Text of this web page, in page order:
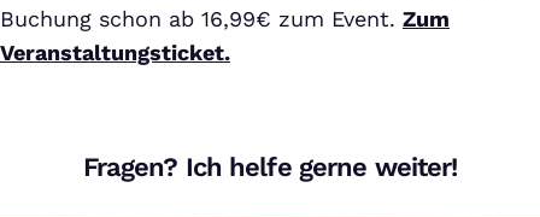
Buchung schon ab 16,99€ zum Event. Zum
Veranstaltungsticket.
Fragen? Ich helfe gerne weiter!